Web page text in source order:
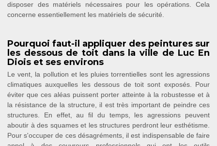
disposer des matériels nécessaires pour les opérations. Cela
concerne essentiellement les matériels de sécurité.
Pourquoi faut-il appliquer des peintures sur
les dessous de toit dans la ville de Luc En
Diois et ses environs
Le vent, la pollution et les pluies torrentielles sont les agressions
climatiques auxquelles les dessous de toit sont exposés. Pour
éviter que ces aléas puissent porter atteinte à la robustesse et à
la résistance de la structure, il est très important de peindre ces
structures. En effet, au fil du temps, les agressions peuvent
aboutir à des squames et les structures perdront leur esthétisme.
Pour s'occuper de ces désagréments, il est indispensable de faire